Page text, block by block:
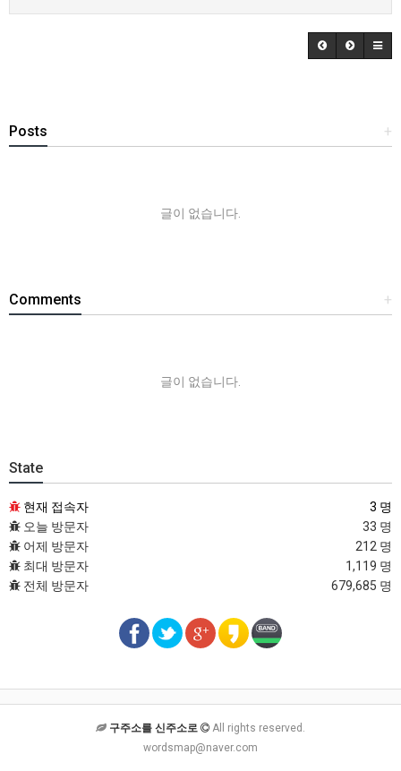
+
Posts
글이 없습니다.
+
Comments
글이 없습니다.
State
현재 접속자
3 명
오늘 방문자
33 명
어제 방문자
212 명
최대 방문자
1,119 명
전체 방문자
679,685 명
구주소를 신주소로
All rights reserved.
wordsmap@naver.com